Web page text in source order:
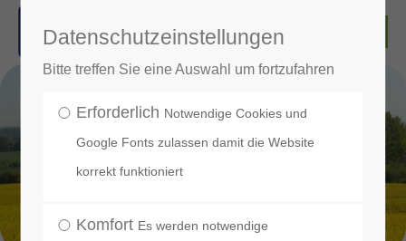
Datenschutzeinstellungen
Bitte treffen Sie eine Auswahl um fortzufahren
Erforderlich Notwendige Cookies und
Google Fonts zulassen damit die Website
korrekt funktioniert
Komfort Es werden notwendige